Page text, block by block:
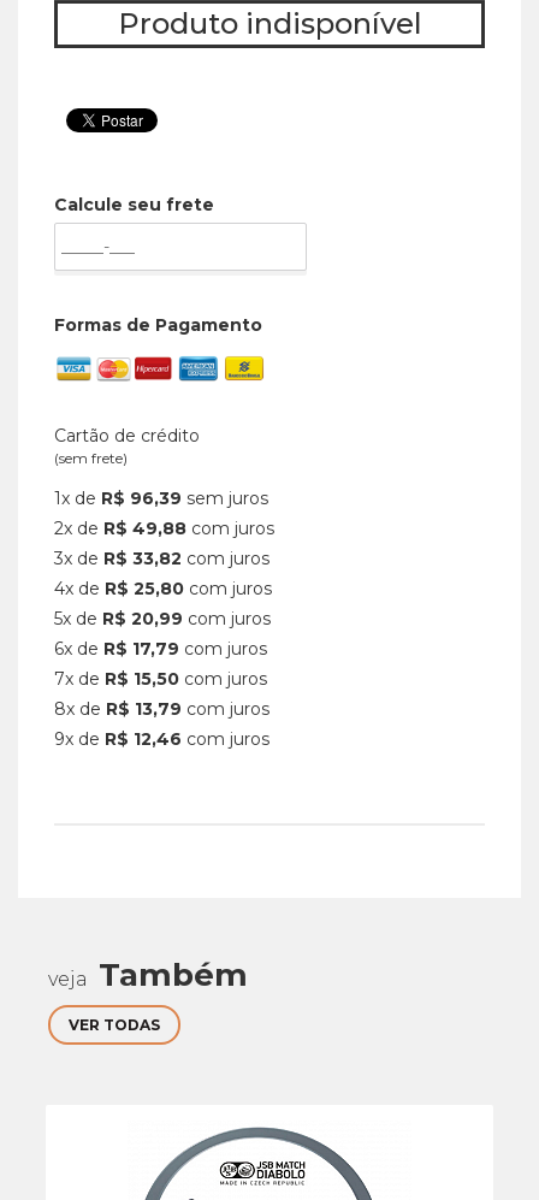
Produto indisponível
Calcule seu frete
Formas de Pagamento
Cartão de crédito
(sem frete)
1x de R$ 96,39 sem juros
2x de R$ 49,88 com juros
3x de R$ 33,82 com juros
4x de R$ 25,80 com juros
5x de R$ 20,99 com juros
6x de R$ 17,79 com juros
7x de R$ 15,50 com juros
8x de R$ 13,79 com juros
9x de R$ 12,46 com juros
veja Também
VER TODAS